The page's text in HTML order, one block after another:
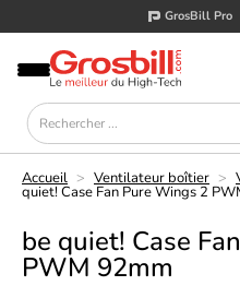
GrosBill Pro
Accueil > Ventilateur boîtier >
quiet! Case Fan Pure Wings 2
be quiet! Case
PWM 92mm